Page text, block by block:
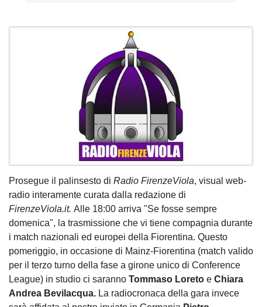
Prosegue il palinsesto di Radio FirenzeViola, visual web-
radio interamente curata dalla redazione di
FirenzeViola.it. Alle 18:00 arriva "Se fosse sempre
domenica", la trasmissione che vi tiene compagnia durante
i match nazionali ed europei della Fiorentina. Questo
pomeriggio, in occasione di Mainz-Fiorentina (match valido
per il terzo turno della fase a girone unico di Conference
League) in studio ci saranno Tommaso Loreto e Chiara
Andrea Bevilacqua. La radiocronaca della gara invece